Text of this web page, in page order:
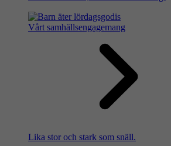
Vårt samhällsengagemang
Lika stor och stark som snäll.